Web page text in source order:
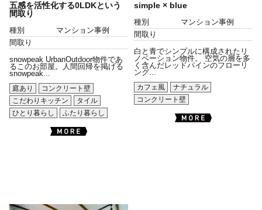
五感を活性化する0LDKという
間取り
種別
マンション事例
間取り
snowpeak UrbanOutdoor物件であ
るこのお部屋。人間回帰を掲げる
snowpeak...
庭あり
コンクリート壁
こだわりキッチン
タイル
ひとり暮らし
ふたり暮らし
simple × blue
種別
マンション事例
間取り
白と青でシンプルに構成されたリ
ノベーション物件。 空気の層を多
く含んだレッドパインのフローリ
ング...
カフェ風
ナチュラル
コンクリート壁